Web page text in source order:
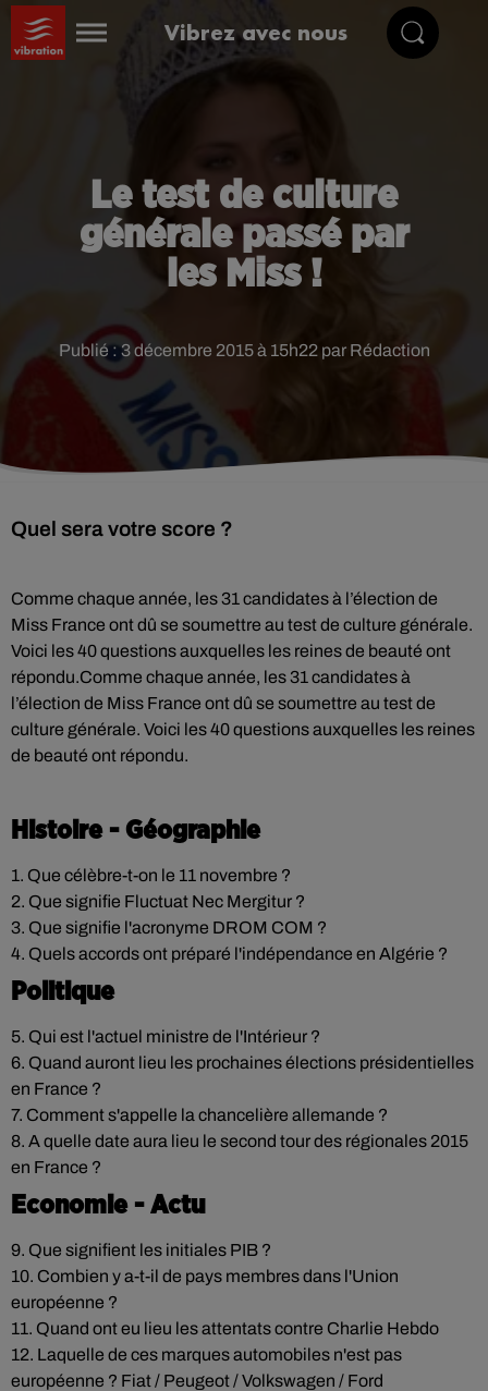
Vibrez avec nous
Le test de culture
générale passé par
les Miss !
Publié : 3 décembre 2015 à 15h22 par Rédaction
Quel sera votre score ?
Comme chaque année, les 31 candidates à l’élection de
Miss France ont dû se soumettre au test de culture générale.
Voici les 40 questions auxquelles les reines de beauté ont
répondu.Comme chaque année, les 31 candidates à
l’élection de Miss France ont dû se soumettre au test de
culture générale. Voici les 40 questions auxquelles les reines
de beauté ont répondu.
Histoire - Géographie
1. Que célèbre-t-on le 11 novembre ?
2. Que signifie Fluctuat Nec Mergitur ?
3. Que signifie l'acronyme DROM COM ?
4. Quels accords ont préparé l'indépendance en Algérie ?
Politique
5. Qui est l'actuel ministre de l'Intérieur ?
6. Quand auront lieu les prochaines élections présidentielles
en France ?
7. Comment s'appelle la chancelière allemande ?
8. A quelle date aura lieu le second tour des régionales 2015
en France ?
Economie - Actu
9. Que signifient les initiales PIB ?
10. Combien y a-t-il de pays membres dans l'Union
européenne ?
11. Quand ont eu lieu les attentats contre Charlie Hebdo
12. Laquelle de ces marques automobiles n'est pas
européenne ? Fiat / Peugeot / Volkswagen / Ford